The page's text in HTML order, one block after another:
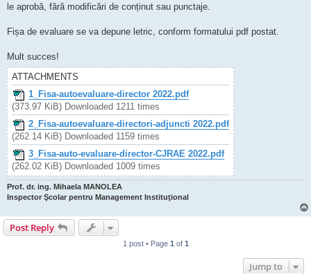
le aprobă, fără modificări de conținut sau punctaje.
Fișa de evaluare se va depune letric, conform formatului pdf postat.
Mult succes!
ATTACHMENTS
1_Fisa-autoevaluare-director 2022.pdf
(373.97 KiB) Downloaded 1211 times
2_Fisa-autoevaluare-directori-adjuncti 2022.pdf
(262.14 KiB) Downloaded 1159 times
3_Fisa-auto-evaluare-director-CJRAE 2022.pdf
(262.02 KiB) Downloaded 1009 times
Prof. dr. ing. Mihaela MANOLEA
Inspector Şcolar pentru Management Instituţional
Post Reply
1 post • Page 1 of 1
Jump to